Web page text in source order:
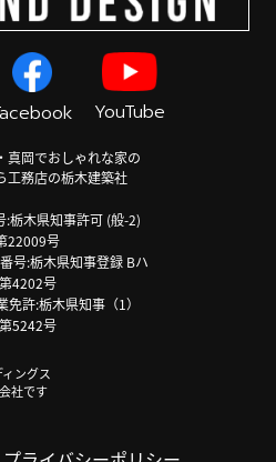
YouTube
真岡でおしゃれな家の
工務店の栃木建築社
:栃木県知事許可 (般-2)
22009号
号:栃木県知事登録 Bハ
第4202号
免許:栃木県知事（1）
第5242号
ングス
社です